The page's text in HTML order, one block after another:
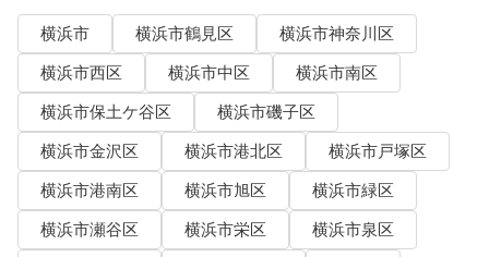
横浜市 横浜市鶴見区
横浜市神奈川区
横浜市西区
横浜市中区
横浜市南区
横浜市保土ケ谷区
横浜市磯子区
横浜市金沢区
横浜市港北区
横浜市戸塚区
横浜市港南区
横浜市旭区
横浜市緑区
横浜市瀬谷区
横浜市栄区
横浜市泉区